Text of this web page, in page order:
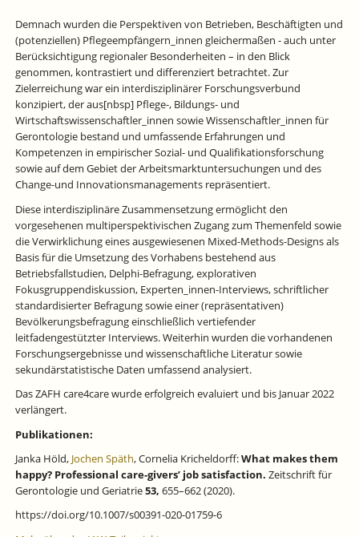
Demnach wurden die Perspektiven von Betrieben, Beschäftigten und
(potenziellen) Pflegeempfängern_innen gleichermaßen - auch unter
Berücksichtigung regionaler Besonderheiten – in den Blick
genommen, kontrastiert und differenziert betrachtet. Zur
Zielerreichung war ein interdisziplinärer Forschungsverbund
konzipiert, der aus[nbsp] Pflege-, Bildungs- und
Wirtschaftswissenschaftler_innen sowie Wissenschaftler_innen für
Gerontologie bestand und umfassende Erfahrungen und
Kompetenzen in empirischer Sozial- und Qualifikationsforschung
sowie auf dem Gebiet der Arbeitsmarktuntersuchungen und des
Change-und Innovationsmanagements repräsentiert.
Diese interdisziplinäre Zusammensetzung ermöglicht den
vorgesehenen multiperspektivischen Zugang zum Themenfeld sowie
die Verwirklichung eines ausgewiesenen Mixed-Methods-Designs als
Basis für die Umsetzung des Vorhabens bestehend aus
Betriebsfallstudien, Delphi-Befragung, explorativen
Fokusgruppendiskussion, Experten_innen-Interviews, schriftlicher
standardisierter Befragung sowie einer (repräsentativen)
Bevölkerungsbefragung einschließlich vertiefender
leitfadengestützter Interviews. Weiterhin wurden die vorhandenen
Forschungsergebnisse und wissenschaftliche Literatur sowie
sekundärstatistische Daten umfassend analysiert.
Das ZAFH care4care wurde erfolgreich evaluiert und bis Januar 2022
verlängert.
Publikationen:
Janka Höld, Jochen Späth, Cornelia Kricheldorff:What makes them
happy? Professional care-givers’ job satisfaction. Zeitschrift für
Gerontologie und Geriatrie53, 655–662 (2020).
https://doi.org/10.1007/s00391-020-01759-6